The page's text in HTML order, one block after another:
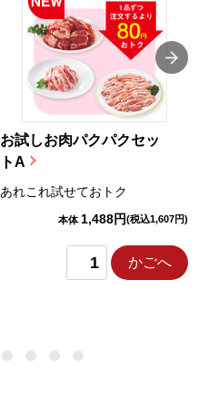
お試しお肉パクパクセッ
トA
あれこれ試せておトク
本体 1,488円(税込1,607円)
かごへ